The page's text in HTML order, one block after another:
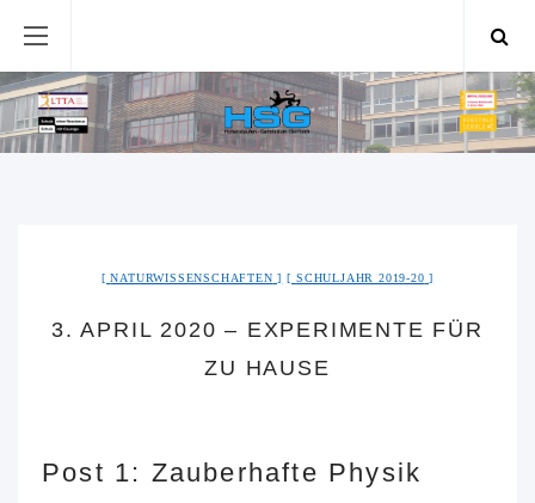
NATURWISSENSCHAFTEN SCHULJAHR 2019-20
3. APRIL 2020 – EXPERIMENTE FÜR
ZU HAUSE
Post 1: Zauberhafte Physik